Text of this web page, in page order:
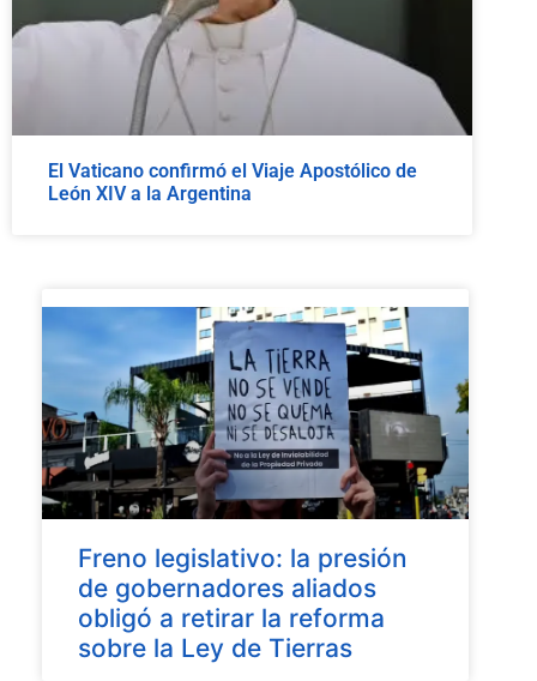
El Vaticano confirmó el Viaje Apostólico de
León XIV a la Argentina
Freno legislativo: la presión
de gobernadores aliados
obligó a retirar la reforma
sobre la Ley de Tierras